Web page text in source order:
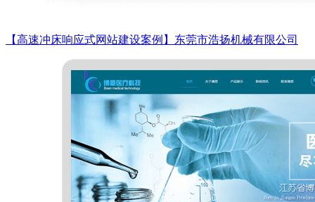
【高速冲床响应式网站建设案例】东莞市浩扬机械有限公司